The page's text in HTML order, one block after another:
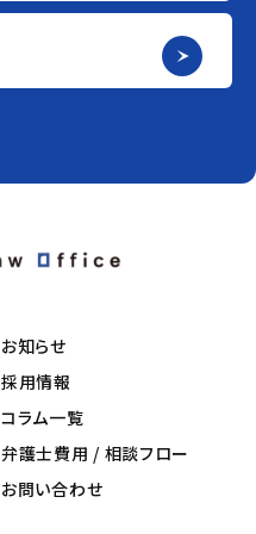
お知らせ
採用情報
コラム一覧
弁護士費用 / 相談フロー
お問い合わせ